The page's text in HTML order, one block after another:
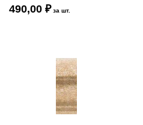
490,00 ₽ за шт.